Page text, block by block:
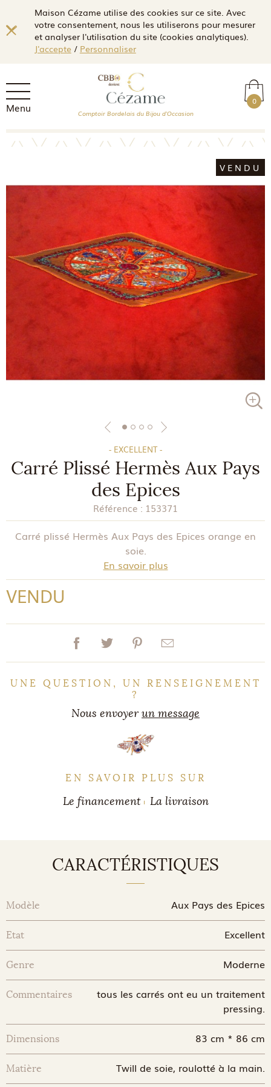
Maison Cézame utilise des cookies sur ce site. Avec
votre consentement, nous les utiliserons pour mesurer
et analyser l'utilisation du site (cookies analytiques).
J'accepte/ Personnaliser
Menu 0
Comptoir Bordelais du Bijou d'Occasion
VENDU
- EXCELLENT -
Carré Plissé Hermès Aux Pays
des Epices
Référence : 153371
Carré plissé Hermès Aux Pays des Epices orange en
soie.
En savoir plus
VENDU
UNE QUESTION, UN RENSEIGNEMENT
?
Nous envoyerun message
EN SAVOIR PLUS SUR
Le financement La livraison
CARACTÉRISTIQUES
Modèle Aux Pays des Epices
Etat Excellent
Genre Moderne
Commentaires
tous les carrés ont eu un traitement
pressing.
Dimensions 83 cm * 86 cm
Matière Twill de soie, roulotté à la main.